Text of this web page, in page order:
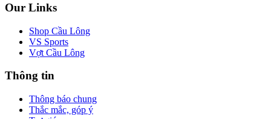
Our Links
Shop Cầu Lông
VS Sports
Vợt Cầu Lông
Thông tin
Thông báo chung
Thắc mắc, góp ý